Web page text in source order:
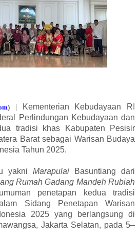
) | Kementerian Kebudayaan RI
Perlindungan Kebudayaan dan
tradisi khas Kabupaten Pesisir
Barat sebagai Warisan Budaya
Tahun 2025.
yakni Marapulai Basuntiang dari
Rumah Gadang Mandeh Rubiah
penetapan kedua tradisi
Sidang Penetapan Warisan
2025 yang berlangsung di
Jakarta Selatan, pada 5–